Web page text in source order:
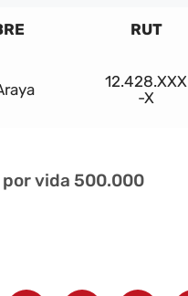
RUT
12.428.XXX
-X
vida 500.000